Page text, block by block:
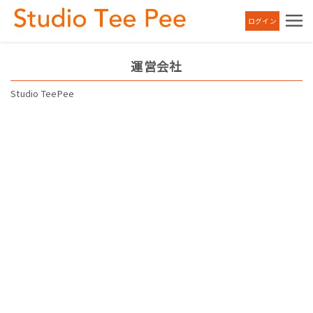
ログイン
運営会社
Studio TeePee